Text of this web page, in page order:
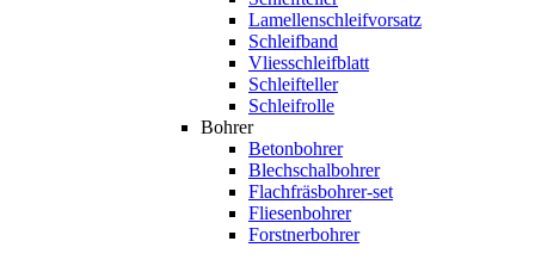
Lamellenschleifvorsatz
Schleifband
Vliesschleifblatt
Schleifteller
Schleifrolle
Bohrer
Betonbohrer
Blechschalbohrer
Flachfräsbohrer-set
Fliesenbohrer
Forstnerbohrer